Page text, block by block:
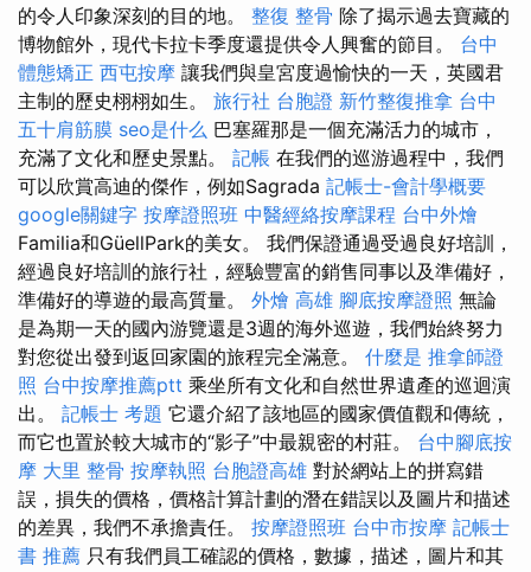
的令人印象深刻的目的地。 整復 整骨 除了揭示過去寶藏的
博物館外，現代卡拉卡季度還提供令人興奮的節目。 台中
體態矯正 西屯按摩 讓我們與皇宮度過愉快的一天，英國君
主制的歷史栩栩如生。 旅行社 台胞證 新竹整復推拿 台中
五十肩筋膜 seo是什么 巴塞羅那是一個充滿活力的城市，
充滿了文化和歷史景點。 記帳 在我們的巡游過程中，我們
可以欣賞高迪的傑作，例如Sagrada 記帳士-會計學概要
google關鍵字 按摩證照班 中醫經絡按摩課程 台中外燴
Familia和GüellPark的美女。 我們保證通過受過良好培訓，
經過良好培訓的旅行社，經驗豐富的銷售同事以及準備好，
準備好的導遊的最高質量。 外燴 高雄 腳底按摩證照 無論
是為期一天的國內游覽還是3週的海外巡遊，我們始終努力
對您從出發到返回家園的旅程完全滿意。 什麼是 推拿師證
照 台中按摩推薦ptt 乘坐所有文化和自然世界遺產的巡迴演
出。 記帳士 考題 它還介紹了該地區的國家價值觀和傳統，
而它也置於較大城市的“影子”中最親密的村莊。 台中腳底按
摩 大里 整骨 按摩執照 台胞證高雄 對於網站上的拼寫錯
誤，損失的價格，價格計算計劃的潛在錯誤以及圖片和描述
的差異，我們不承擔責任。 按摩證照班 台中市按摩 記帳士
書 推薦 只有我們員工確認的價格，數據，描述，圖片和其